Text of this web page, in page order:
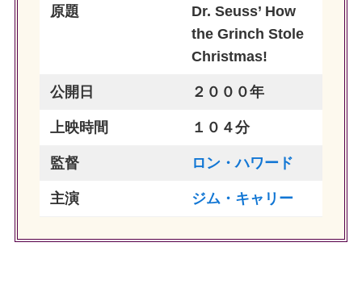
原題
Dr. Seuss’ How
the Grinch Stole
Christmas!
公開日 ２０００年
上映時間 １０４分
監督 ロン・ハワード
主演 ジム・キャリー